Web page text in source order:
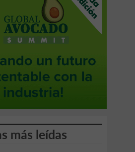
más leídas